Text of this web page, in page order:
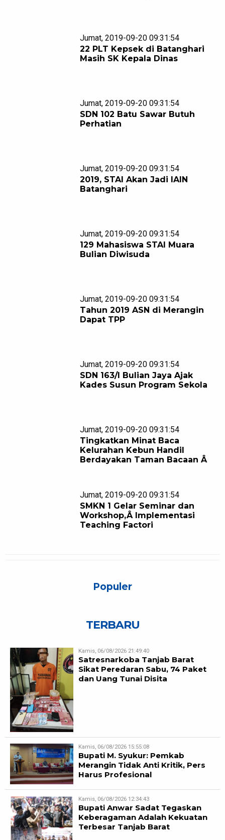
Jumat, 2019-09-20 09:31:54
22 PLT Kepsek di Batanghari
Masih SK Kepala Dinas
Jumat, 2019-09-20 09:31:54
SDN 102 Batu Sawar Butuh
Perhatian
Jumat, 2019-09-20 09:31:54
2019, STAI Akan Jadi IAIN
Batanghari
Jumat, 2019-09-20 09:31:54
129 Mahasiswa STAI Muara
Bulian Diwisuda
Jumat, 2019-09-20 09:31:54
Tahun 2019 ASN di Merangin
Dapat TPP
Jumat, 2019-09-20 09:31:54
SDN 163/I Bulian Jaya Ajak
Kades Susun Program Sekola
Jumat, 2019-09-20 09:31:54
Tingkatkan Minat Baca
Kelurahan Kebun Handil
Berdayakan Taman Bacaan Â
Jumat, 2019-09-20 09:31:54
SMKN 1 Gelar Seminar dan
Workshop,Â Implementasi
Teaching Factori
Populer
TERBARU
Kamis, 06/08/2026 21:49:40
Satresnarkoba Tanjab Barat
Sikat Peredaran Sabu, 74 Paket
dan Uang Tunai Disita
Kamis, 06/08/2026 15:55:08
Bupati M. Syukur: Pemkab
Merangin Tidak Anti Kritik, Pers
Harus Profesional
Kamis, 06/08/2026 12:34:43
Bupati Anwar Sadat Tegaskan
Keberagaman Adalah Kekuatan
Terbesar Tanjab Barat